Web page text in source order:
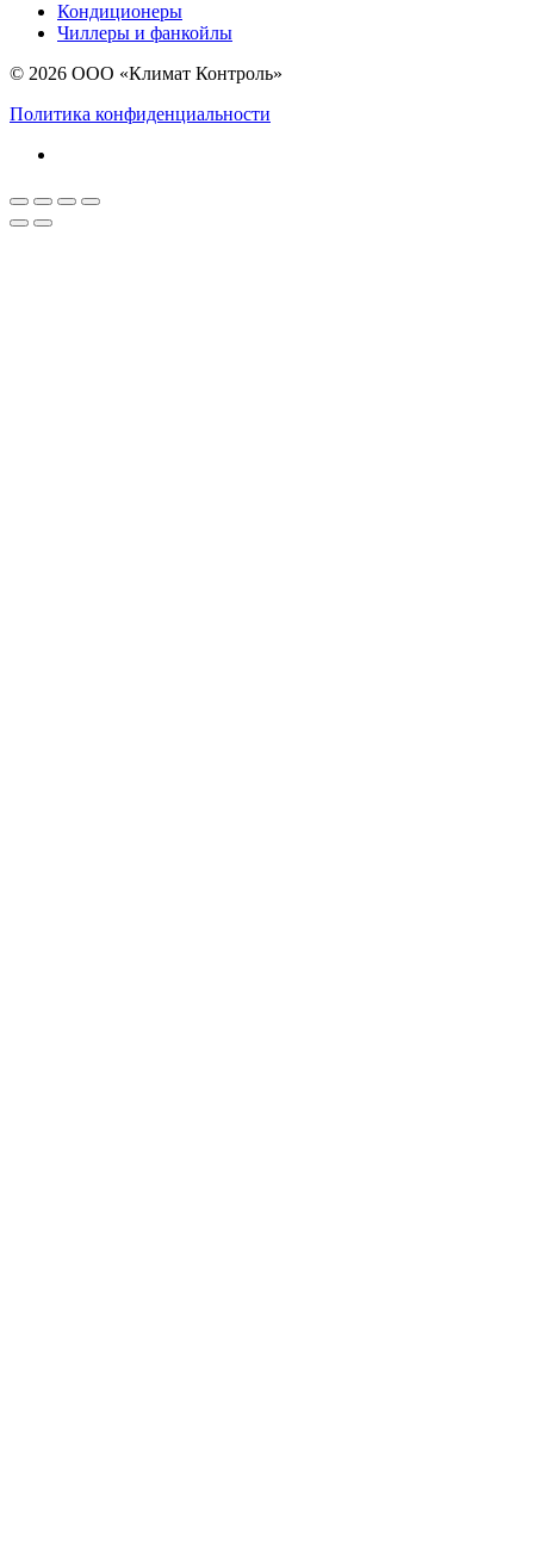
Кондиционеры
Чиллеры и фанкойлы
© 2026 ООО «Климат Контроль»
Политика конфиденциальности